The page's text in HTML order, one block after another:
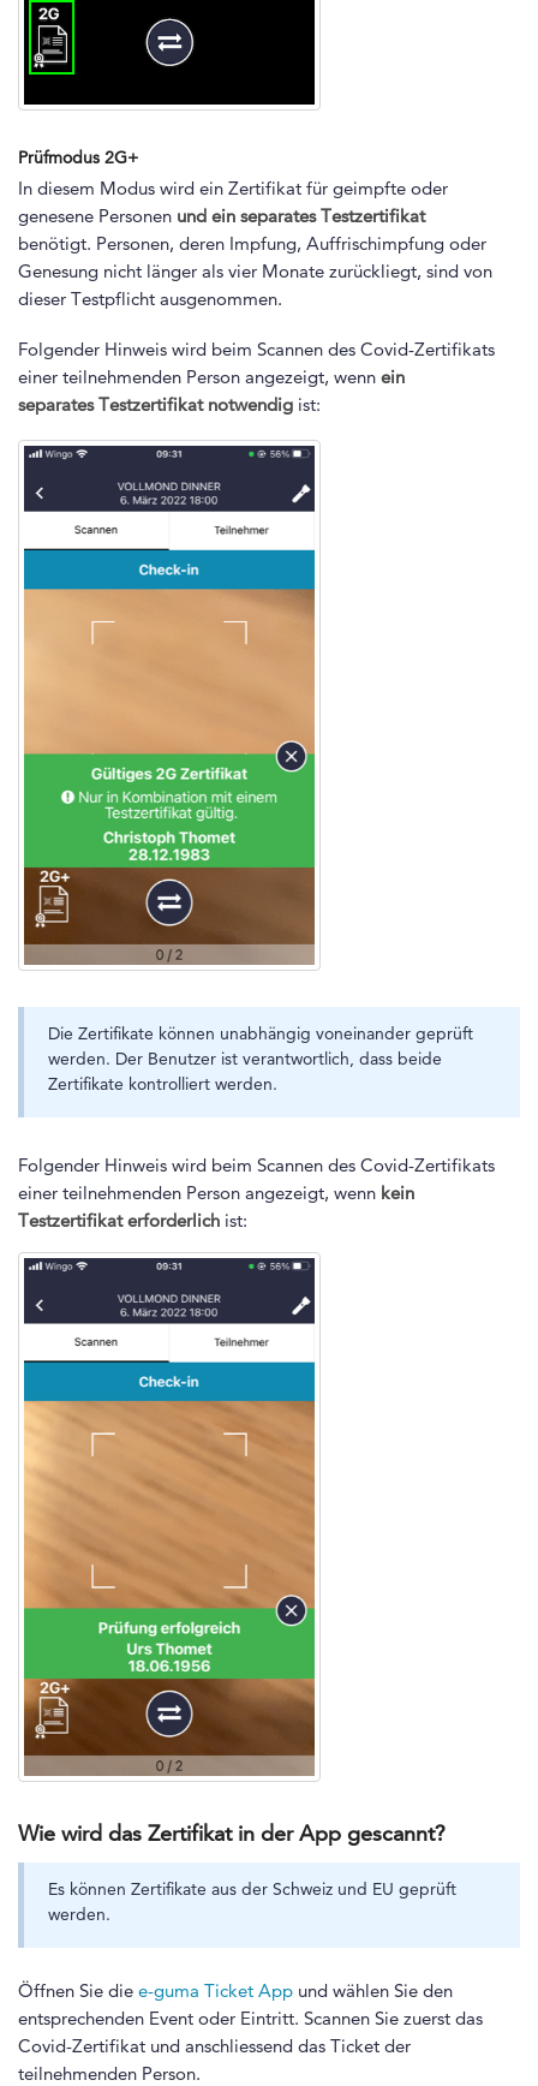
Prüfmodus 2G+
In diesem Modus wird ein Zertifikat für geimpfte oder
genesene Personen und ein separates Testzertifikat
benötigt. Personen, deren Impfung, Auffrischimpfung oder
Genesung nicht länger als vier Monate zurückliegt, sind von
dieser Testpflicht ausgenommen.
Folgender Hinweis wird beim Scannen des Covid-Zertifikats
einer teilnehmenden Person angezeigt, wenn ein
separatesTestzertifikatnotwendig ist:
Die Zertifikate können unabhängig voneinander geprüft
werden. Der Benutzer ist verantwortlich, dass beide
Zertifikate kontrolliert werden.
Folgender Hinweis wird beim Scannen des Covid-Zertifikats
einer teilnehmenden Person angezeigt, wenn kein
Testzertifikat erforderlich ist:
Wie wird das Zertifikat in der App gescannt?
Es können Zertifikate aus der Schweiz und EU geprüft
werden.
Öffnen Sie die e-guma Ticket App und wählen Sie den
entsprechenden Event oder Eintritt. Scannen Sie zuerst das
Covid-Zertifikat und anschliessend das Ticket der
teilnehmenden Person.